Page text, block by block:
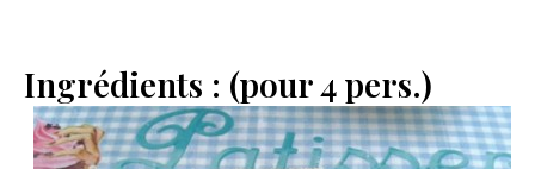
Ingrédients : (pour 4 pers.)